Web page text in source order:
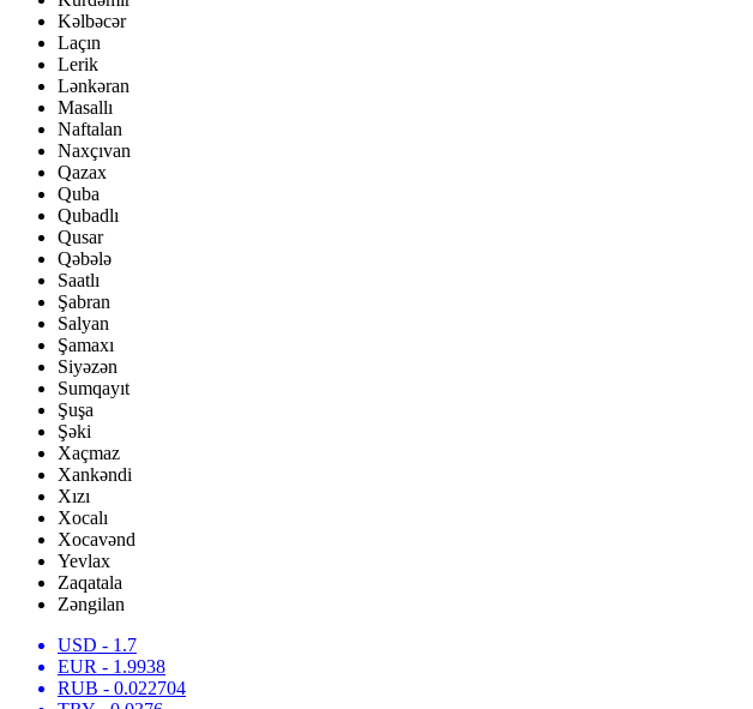
Kəlbəcər
Laçın
Lerik
Lənkəran
Masallı
Naftalan
Naxçıvan
Qazax
Quba
Qubadlı
Qusar
Qəbələ
Saatlı
Şabran
Salyan
Şamaxı
Siyəzən
Sumqayıt
Şuşa
Şəki
Xaçmaz
Xankəndi
Xızı
Xocalı
Xocavənd
Yevlax
Zaqatala
Zəngilan
USD - 1.7
EUR - 1.9938
RUB - 0.022704